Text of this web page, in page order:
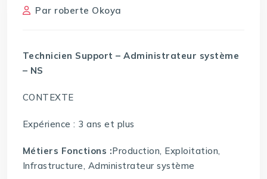
Par roberte Okoya
Technicien Support – Administrateur système
– NS
CONTEXTE
Expérience : 3 ans et plus
Métiers Fonctions :Production, Exploitation,
Infrastructure, Administrateur système